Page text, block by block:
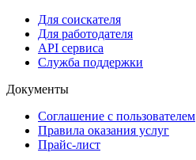
Для соискателя
Для работодателя
API сервиса
Служба поддержки
Документы
Соглашение с пользователем
Правила оказания услуг
Прайс-лист